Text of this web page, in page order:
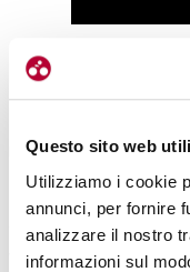
Questo sito web
Utilizziamo i cookie
annunci, per fornire
analizzare il nostro
informazioni sul
Il risultato è un
sensibilizzazione. In
manifestazioni sportive
palliative pediatriche.
questo giro che
trascorse hanno visto
vi abbiamo presentato